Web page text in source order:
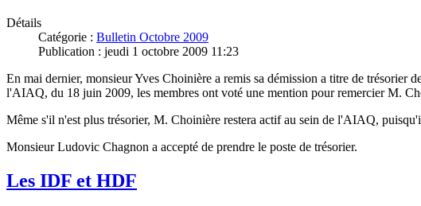
Détails
Catégorie : Bulletin Octobre 2009
Publication : jeudi 1 octobre 2009 11:23
En mai dernier, monsieur Yves Choinière a remis sa démission a titre de
l'AIAQ, du 18 juin 2009, les membres ont voté une mention pour remercier M.
Même s'il n'est plus trésorier, M. Choinière restera actif au sein de l'AIAQ,
Monsieur Ludovic Chagnon a accepté de prendre le poste de trésorier.
Les IDF et HDF